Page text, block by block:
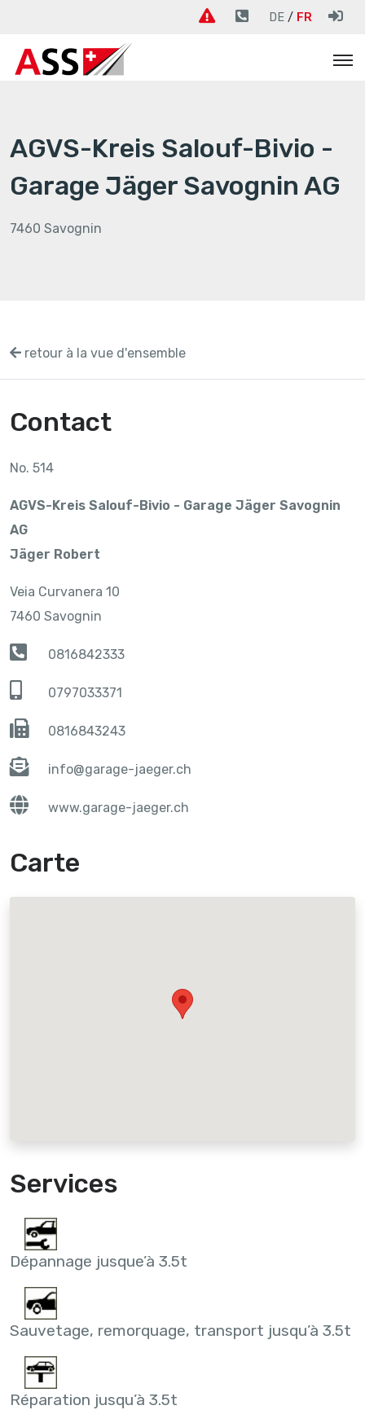
DE FR
AGVS-Kreis Salouf-Bivio -
Garage Jäger Savognin AG
7460 Savognin
retour à la vue d'ensemble
Contact
No. 514
AGVS-Kreis Salouf-Bivio - Garage Jäger Savognin
AG
Jäger Robert
Veia Curvanera 10
7460 Savognin
0816842333
0797033371
0816843243
info@garage-jaeger.ch
www.garage-jaeger.ch
Carte
Services
Dépannage jusque’à 3.5t
Sauvetage, remorquage, transport jusqu’à 3.5t
Réparation jusqu’à 3.5t